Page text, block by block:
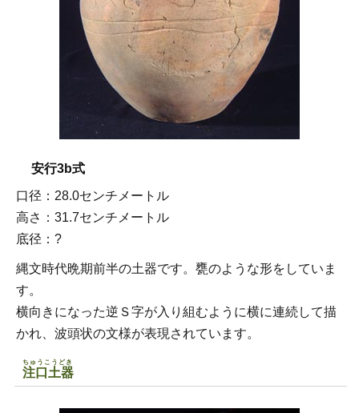
安行3b式
口径：28.0センチメートル
高さ：31.7センチメートル
底径：?
縄文時代晩期前半の土器です。甕のような形をしていま
す。
横向きになった逆Ｓ字が入り組むように横に連続して描
かれ、波頭状の文様が表現されています。
注口土器
ちゅうこうどき